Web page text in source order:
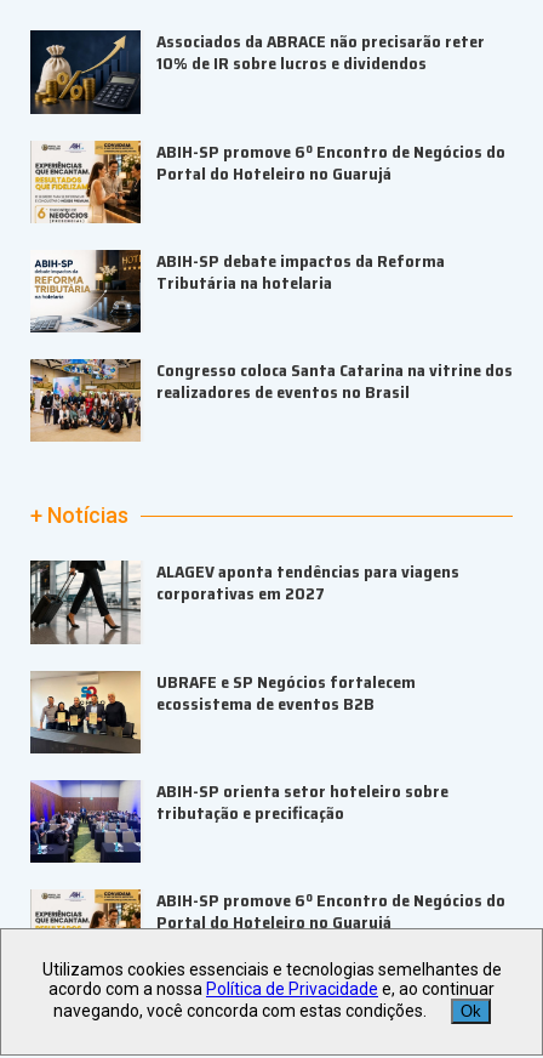
Associados da ABRACE não precisarão reter
10% de IR sobre lucros e dividendos
ABIH-SP promove 6º Encontro de Negócios do
Portal do Hoteleiro no Guarujá
ABIH-SP debate impactos da Reforma
Tributária na hotelaria
Congresso coloca Santa Catarina na vitrine dos
realizadores de eventos no Brasil
+ Notícias
ALAGEV aponta tendências para viagens
corporativas em 2027
UBRAFE e SP Negócios fortalecem
ecossistema de eventos B2B
ABIH-SP orienta setor hoteleiro sobre
tributação e precificação
ABIH-SP promove 6º Encontro de Negócios do
Portal do Hoteleiro no Guarujá
Veja +Últimas Notícias
Utilizamos cookies essenciais e tecnologias semelhantes de
acordo com a nossa Política de Privacidade e, ao continuar
navegando, você concorda com estas condições.
Ok